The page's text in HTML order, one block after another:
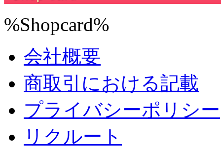
%Shopcard%
会社概要
商取引における記載
プライバシーポリシー
リクルート